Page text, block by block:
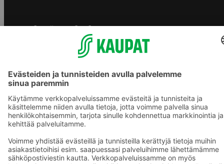
S-ryhmän palvelut
Asiakasomistajuus
Yhteishyvä Ruoka -sovellus
Prisma.fi
Sokos.fi
S-Pankki
Sokos Hotels
Raflaamo